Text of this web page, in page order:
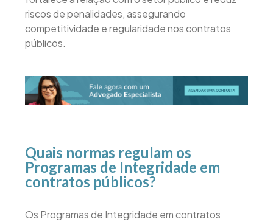
riscos de penalidades, assegurando
competitividade e regularidade nos contratos
públicos.
Quais normas regulam os
Programas de Integridade em
contratos públicos?
Os Programas de Integridade em contratos